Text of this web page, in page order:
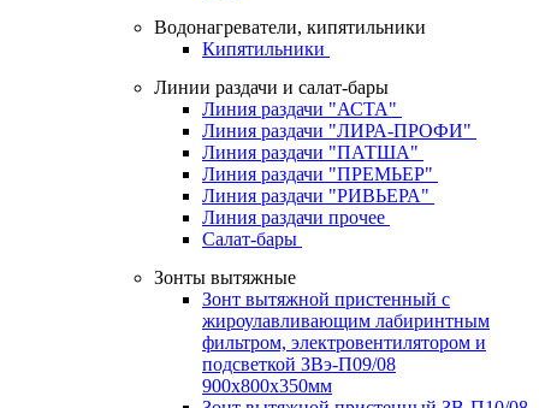
Водонагреватели, кипятильники
Кипятильники
Линии раздачи и салат-бары
Линия раздачи "АСТА"
Линия раздачи "ЛИРА-ПРОФИ"
Линия раздачи "ПАТША"
Линия раздачи "ПРЕМЬЕР"
Линия раздачи "РИВЬЕРА"
Линия раздачи прочее
Салат-бары
Зонты вытяжные
Зонт вытяжной пристенный с
жироулавливающим лабиринтным
фильтром, электровентилятором и
подсветкой ЗВэ-П09/08
900х800х350мм